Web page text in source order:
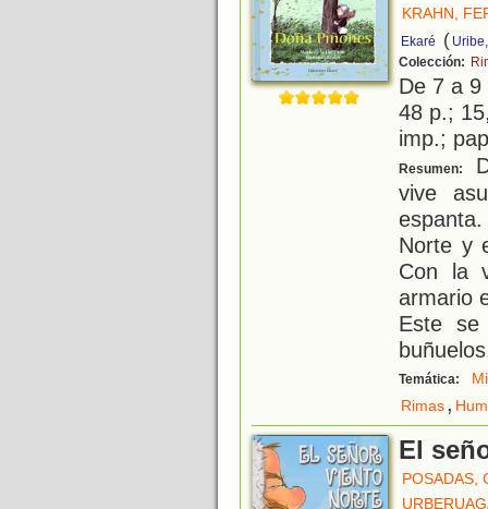
KRAHN,
Ekaré (
Colección:
De 7 a
48 p.;
imp.;
Resumen:
vive
Norte y
Con la
armario
Este se
buñuelos
Temática:
Rimas,
El
POSADAS,